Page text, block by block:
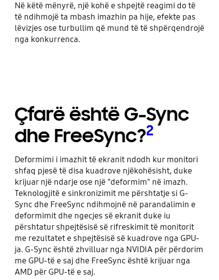
Në këtë mënyrë, një kohë e shpejtë reagimi do të
të ndihmojë ta mbash imazhin pa hije, efekte pas
lëvizjes ose turbullim që mund të të shpërqendrojë
nga konkurrenca.
Çfarë është G-Sync
dhe FreeSync?2
Deformimi i imazhit të ekranit ndodh kur monitori
shfaq pjesë të disa kuadrove njëkohësisht, duke
krijuar një ndarje ose një "deformim" në imazh.
Teknologjitë e sinkronizimit me përshtatje si G-
Sync dhe FreeSync ndihmojnë në parandalimin e
deformimit dhe ngecjes së ekranit duke iu
përshtatur shpejtësisë së rifreskimit të monitorit
me rezultatet e shpejtësisë së kuadrove nga GPU-
ja. G-Sync është zhvilluar nga NVIDIA për përdorim
me GPU-të e saj dhe FreeSync është krijuar nga
AMD për GPU-të e saj.